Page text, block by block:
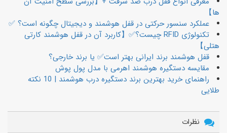
ها】
عملکرد سنسور حرکتی در قفل هوشمند و دیجیتال چگونه است؟ ✅
تکنولوژی RFID چیست؟✅【کاربرد آن در قفل هوشمند کارتی
هتلی】
قفل هوشمند برند ایرانی بهتر است✅ یا برند خارجی؟
مقایسه دستگیره هوشمند اهرمی با مدل پول پوش
راهنمای خرید بهترین برند دستگیره درب هوشمند | 10 نکته
طلایی
نظرات